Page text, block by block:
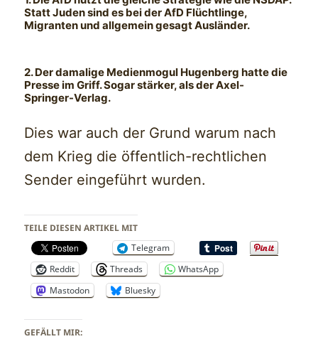
Statt Juden sind es bei der AfD Flüchtlinge,
Migranten und allgemein gesagt Ausländer.
2. Der damalige Medienmogul Hugenberg hatte die
Presse im Griff. Sogar stärker, als der Axel-
Springer-Verlag.
Dies war auch der Grund warum nach
dem Krieg die öffentlich-rechtlichen
Sender eingeführt wurden.
TEILE DIESEN ARTIKEL MIT
Telegram
Reddit
Threads
WhatsApp
Mastodon
Bluesky
GEFÄLLT MIR: